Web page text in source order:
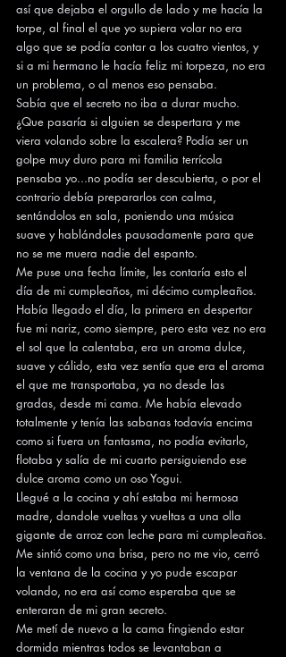
así que dejaba el orgullo de lado y me hacía la
torpe, al final el que yo supiera volar no era
algo que se podía contar a los cuatro vientos, y
si a mi hermano le hacía feliz mi torpeza, no era
un problema, o al menos eso pensaba.
Sabía que el secreto no iba a durar mucho.
¿Que pasaría si alguien se despertara y me
viera volando sobre la escalera? Podía ser un
golpe muy duro para mi familia terrícola
pensaba yo...no podía ser descubierta, o por el
contrario debía prepararlos con calma,
sentándolos en sala, poniendo una música
suave y hablándoles pausadamente para que
no se me muera nadie del espanto.
Me puse una fecha límite, les contaría esto el
día de mi cumpleaños, mi décimo cumpleaños.
Había llegado el día, la primera en despertar
fue mi nariz, como siempre, pero esta vez no era
el sol que la calentaba, era un aroma dulce,
suave y cálido, esta vez sentía que era el aroma
el que me transportaba, ya no desde las
gradas, desde mi cama. Me había elevado
totalmente y tenía las sabanas todavía encima
como si fuera un fantasma, no podía evitarlo,
flotaba y salía de mi cuarto persiguiendo ese
dulce aroma como un oso Yogui.
Llegué a la cocina y ahí estaba mi hermosa
madre, dandole vueltas y vueltas a una olla
gigante de arroz con leche para mi cumpleaños.
Me sintió como una brisa, pero no me vio, cerró
la ventana de la cocina y yo pude escapar
volando, no era así como esperaba que se
enteraran de mi gran secreto.
Me metí de nuevo a la cama fingiendo estar
dormida mientras todos se levantaban a